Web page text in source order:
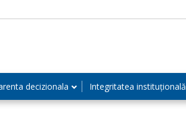
decizionala Integritatea instituțională